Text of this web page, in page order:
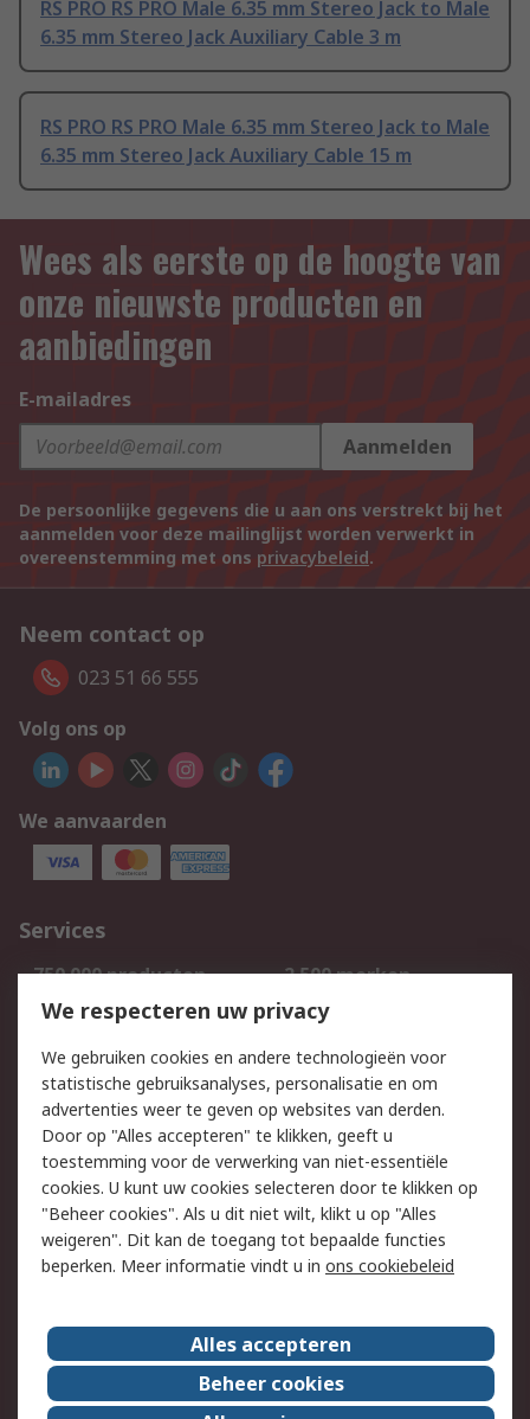
RS PRO RS PRO Male 6.35 mm Stereo Jack to Male
6.35 mm Stereo Jack Auxiliary Cable 3 m
RS PRO RS PRO Male 6.35 mm Stereo Jack to Male
6.35 mm Stereo Jack Auxiliary Cable 15 m
Wees als eerste op de hoogte van
onze nieuwste producten en
aanbiedingen
E-mailadres
Aanmelden
De persoonlijke gegevens die u aan ons verstrekt bij het
aanmelden voor deze mailinglijst worden verwerkt in
overeenstemming met ons privacybeleid.
Neem contact op
023 51 66 555
Volg ons op
We aanvaarden
Services
750.000 producten
2.500 merken
Bestellen
Inkoopoplossingen
Track & Trace
Wettelijk
Cookiebeleid
Email veiligheid
Privacybeleid
Websitevoorwaarden
Algemene
verkoopvoorwaarden
Over RS
RS Group
Over ons
RS wereldwijd
Werken bij RS
We respecteren uw privacy
We gebruiken cookies en andere technologieën voor
statistische gebruiksanalyses, personalisatie en om
advertenties weer te geven op websites van derden.
Door op "Alles accepteren" te klikken, geeft u
toestemming voor de verwerking van niet-essentiële
cookies. U kunt uw cookies selecteren door te klikken op
"Beheer cookies". Als u dit niet wilt, klikt u op "Alles
weigeren". Dit kan de toegang tot bepaalde functies
beperken. Meer informatie vindt u in ons cookiebeleid
Alles accepteren
Beheer cookies